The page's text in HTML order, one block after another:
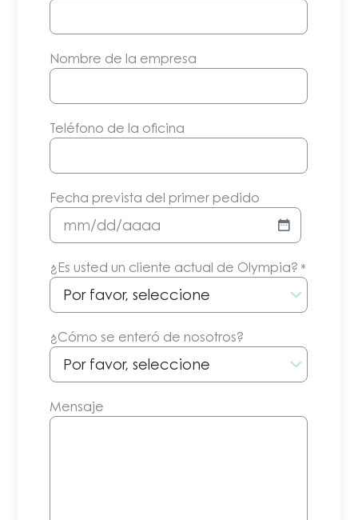
Nombre de la empresa
Teléfono de la oficina
Fecha prevista del primer pedido
MM/DD/AAAA
¿Es usted un cliente actual de Olympia? *
¿Cómo se enteró de nosotros?
Mensaje